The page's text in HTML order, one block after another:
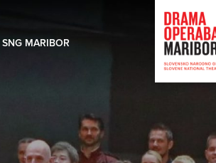
SNG MARIBOR